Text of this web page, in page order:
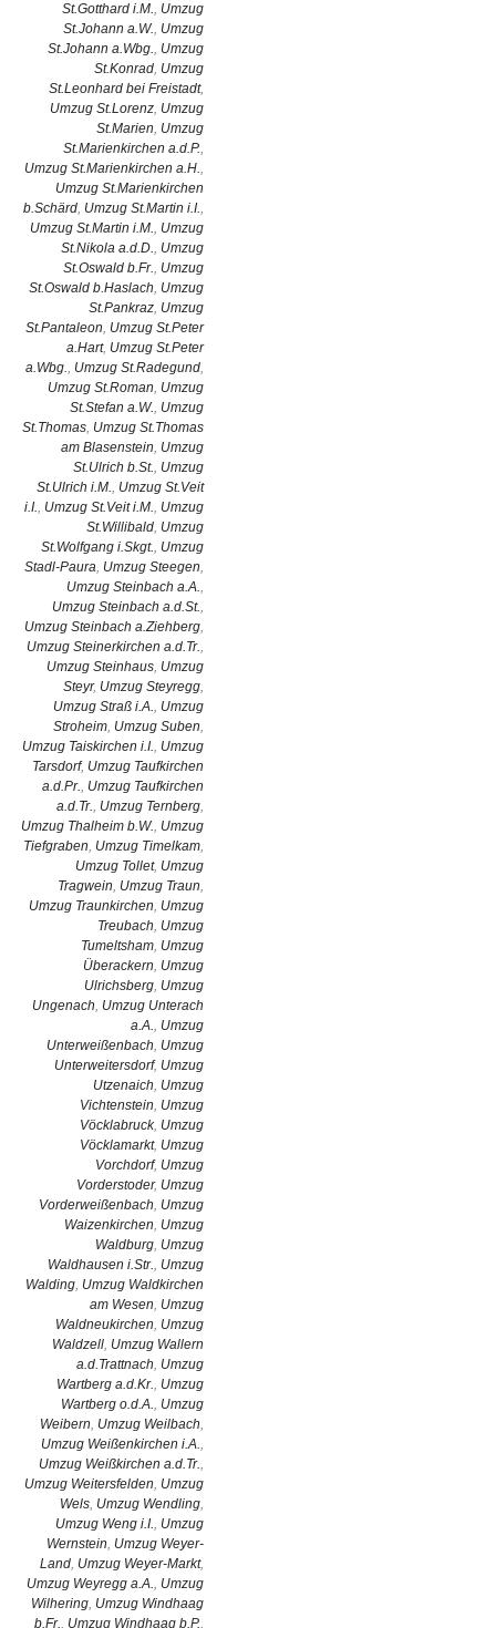
St.Gotthard i.M., Umzug
St.Johann a.W., Umzug
St.Johann a.Wbg., Umzug
St.Konrad, Umzug
St.Leonhard bei Freistadt,
Umzug St.Lorenz, Umzug
St.Marien, Umzug
St.Marienkirchen a.d.P.,
Umzug St.Marienkirchen a.H.,
Umzug St.Marienkirchen
b.Schärd, Umzug St.Martin i.I.,
Umzug St.Martin i.M., Umzug
St.Nikola a.d.D., Umzug
St.Oswald b.Fr., Umzug
St.Oswald b.Haslach, Umzug
St.Pankraz, Umzug
St.Pantaleon, Umzug St.Peter
a.Hart, Umzug St.Peter
a.Wbg., Umzug St.Radegund,
Umzug St.Roman, Umzug
St.Stefan a.W., Umzug
St.Thomas, Umzug St.Thomas
am Blasenstein, Umzug
St.Ulrich b.St., Umzug
St.Ulrich i.M., Umzug St.Veit
i.I., Umzug St.Veit i.M., Umzug
St.Willibald, Umzug
St.Wolfgang i.Skgt., Umzug
Stadl-Paura, Umzug Steegen,
Umzug Steinbach a.A.,
Umzug Steinbach a.d.St.,
Umzug Steinbach a.Ziehberg,
Umzug Steinerkirchen a.d.Tr.,
Umzug Steinhaus, Umzug
Steyr, Umzug Steyregg,
Umzug Straß i.A., Umzug
Stroheim, Umzug Suben,
Umzug Taiskirchen i.I., Umzug
Tarsdorf, Umzug Taufkirchen
a.d.Pr., Umzug Taufkirchen
a.d.Tr., Umzug Ternberg,
Umzug Thalheim b.W., Umzug
Tiefgraben, Umzug Timelkam,
Umzug Tollet, Umzug
Tragwein, Umzug Traun,
Umzug Traunkirchen, Umzug
Treubach, Umzug
Tumeltsham, Umzug
Überackern, Umzug
Ulrichsberg, Umzug
Ungenach, Umzug Unterach
a.A., Umzug
Unterweißenbach, Umzug
Unterweitersdorf, Umzug
Utzenaich, Umzug
Vichtenstein, Umzug
Vöcklabruck, Umzug
Vöcklamarkt, Umzug
Vorchdorf, Umzug
Vorderstoder, Umzug
Vorderweißenbach, Umzug
Waizenkirchen, Umzug
Waldburg, Umzug
Waldhausen i.Str., Umzug
Walding, Umzug Waldkirchen
am Wesen, Umzug
Waldneukirchen, Umzug
Waldzell, Umzug Wallern
a.d.Trattnach, Umzug
Wartberg a.d.Kr., Umzug
Wartberg o.d.A., Umzug
Weibern, Umzug Weilbach,
Umzug Weißenkirchen i.A.,
Umzug Weißkirchen a.d.Tr.,
Umzug Weitersfelden, Umzug
Wels, Umzug Wendling,
Umzug Weng i.I., Umzug
Wernstein, Umzug Weyer-
Land, Umzug Weyer-Markt,
Umzug Weyregg a.A., Umzug
Wilhering, Umzug Windhaag
b.Fr., Umzug Windhaag b.P.,